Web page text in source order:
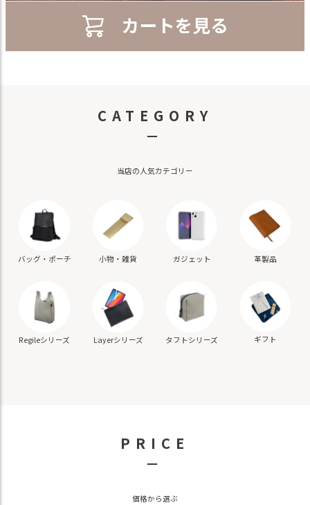
CATEGORY
－
当店の人気カテゴリー
バッグ・ポーチ 小物・雑貨 ガジェット 革製品
Regileシリーズ Layerシリーズ タフトシリーズ ギフト
PRICE
－
価格から選ぶ